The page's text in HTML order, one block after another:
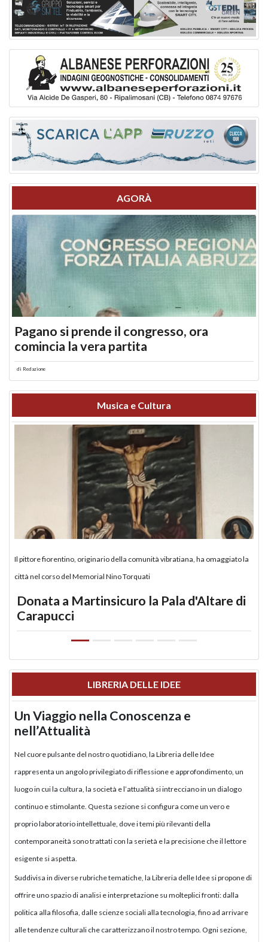
AGORÀ
Pagano si prende il congresso, ora
comincia la vera partita
di Redazione
Musica e Cultura
Il pittore fiorentino, originario della comunità vibratiana, ha omaggiato la
città nel corso del Memorial Nino Torquati
Donata a Martinsicuro la Pala d'Altare di
Carapucci
LIBRERIA DELLE IDEE
Un Viaggio nella Conoscenza e
nell’Attualità
Nel cuore pulsante del nostro quotidiano, la Libreria delle Idee
rappresenta un angolo privilegiato di riflessione e approfondimento, un
luogo in cui la cultura, la società e l’attualità si intrecciano in un dialogo
continuo e stimolante. Questa sezione si configura come un vero e
proprio laboratorio intellettuale, dove i temi più rilevanti della
contemporaneità sono trattati con la serietà e la precisione che il lettore
esigente si aspetta.
Suddivisa in diverse rubriche tematiche, la Libreria delle Idee si propone di
offrire uno spazio di analisi e interpretazione su molteplici fronti: dalla
politica alla filosofia, dalle scienze sociali alla tecnologia, fino ad arrivare
alle tendenze culturali che caratterizzano il nostro tempo. Ogni sezione,